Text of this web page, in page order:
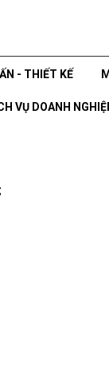
ẤN - THIẾT KẾ
VỤ DOANH